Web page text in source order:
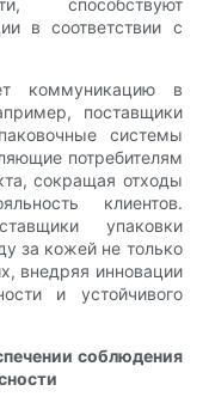
способствуют
в соответствии с
коммуникацию в
поставщики
системы
потребителям
сокращая отходы
клиентов.
упаковки
за кожей не только
внедряя инновации
и устойчивого
соблюдения